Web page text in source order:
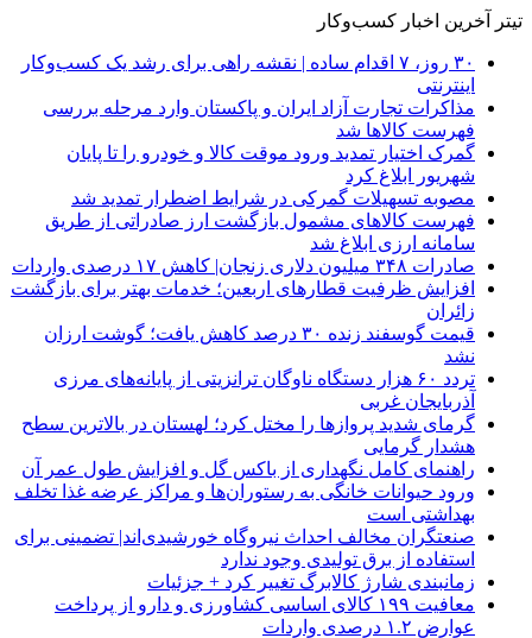
تیتر آخرین اخبار کسب‌وکار
۳۰ روز، ۷ اقدام ساده | نقشه راهی برای رشد یک کسب‌وکار
اینترنتی
مذاکرات تجارت آزاد ایران و پاکستان وارد مرحله بررسی
فهرست کالاها شد
گمرک اختیار تمدید ورود موقت کالا و خودرو را تا پایان
شهریور ابلاغ کرد
مصوبه تسهیلات گمرکی در شرایط اضطرار تمدید شد
فهرست کالاهای مشمول بازگشت ارز صادراتی از طریق
سامانه ارزی ابلاغ شد
صادرات ۳۴۸ میلیون دلاری زنجان| ‌کاهش ۱۷ درصدی واردات
افزایش ظرفیت قطارهای اربعین؛ خدمات بهتر برای بازگشت
زائران
قیمت گوسفند زنده ۳۰ درصد کاهش یافت؛ گوشت ارزان
نشد
تردد ۶۰ هزار دستگاه ناوگان ترانزیتی از پایانه‌های مرزی
آذربایجان ‌غربی
گرمای شدید پروازها را مختل کرد؛ لهستان در بالاترین سطح
هشدار گرمایی
راهنمای کامل نگهداری از باکس گل و افزایش طول عمر آن
ورود حیوانات خانگی به رستوران‌ها و مراکز عرضه غذا تخلف
بهداشتی است
صنعتگران مخالف احداث نیروگاه خورشیدی‌اند| تضمینی برای
استفاده از برق تولیدی وجود ندارد
زمانبندی شارژ کالابرگ تغییر کرد + جزئیات
معافیت ۱۹۹ کالای اساسی کشاورزی و دارو از پرداخت
عوارض ۱.۲ درصدی واردات